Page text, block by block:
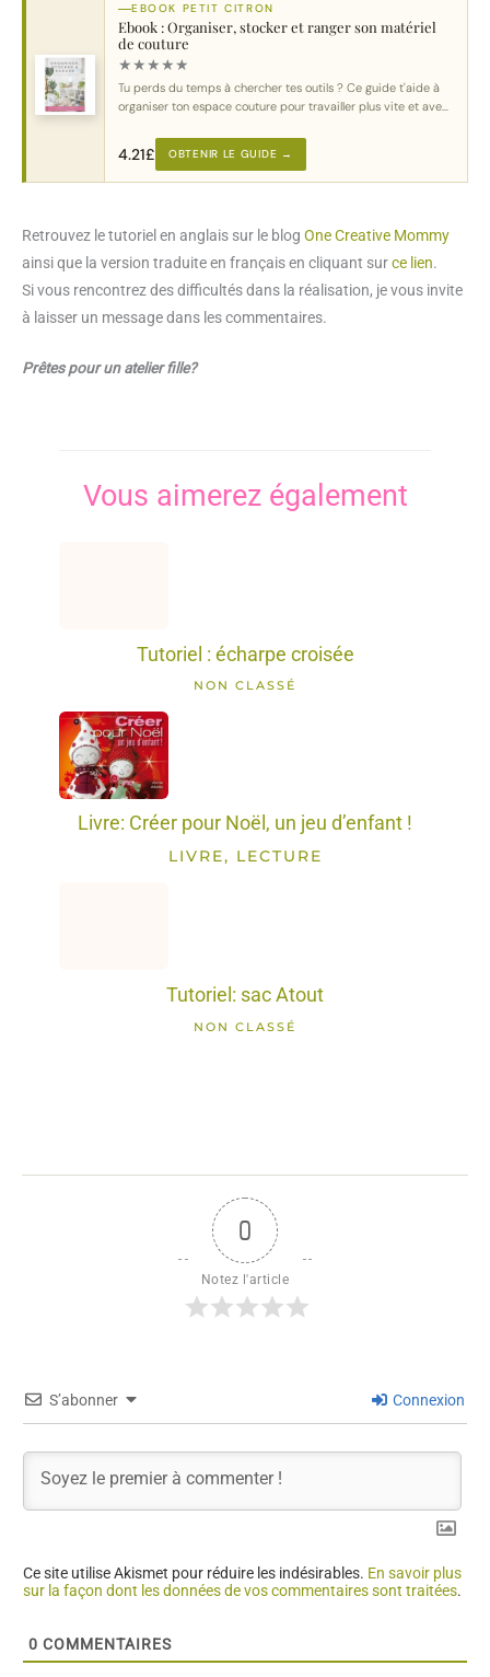
EBOOK PETIT CITRON
Ebook : Organiser, stocker et ranger son matériel
de couture
★★★★★
Tu perds du temps à chercher tes outils ? Ce guide t'aide à
organiser ton espace couture pour travailler plus vite et avec
4.21£ OBTENIR LE GUIDE →
Retrouvez le tutoriel en anglais sur le blog One Creative Mommy
ainsi que la version traduite en français en cliquant surce lien.
Si vous rencontrez des difficultés dans la réalisation, je vous invite
à laisser un message dans les commentaires.
Prêtes pour un atelier fille?
Vous aimerez également
Tutoriel : écharpe croisée
NON CLASSÉ
Livre: Créer pour Noël, un jeu d’enfant !
LIVRE, LECTURE
Tutoriel: sac Atout
NON CLASSÉ
0
Notez l'article
S’abonner Connexion
Ce site utilise Akismet pour réduire les indésirables. En savoir plus
sur la façon dont les données de vos commentaires sont traitées.
0 COMMENTAIRES